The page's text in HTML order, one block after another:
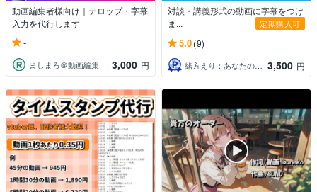
動画編集者様向け｜テロップ・字幕
入力を代行します
-
ましまろ＠動画編集 3,000 円
対談・講義形式の動画に字幕をつけ
ま...
定期購入可
5.0(9)
緒方えり：あなたの想いを形に 3,500 円